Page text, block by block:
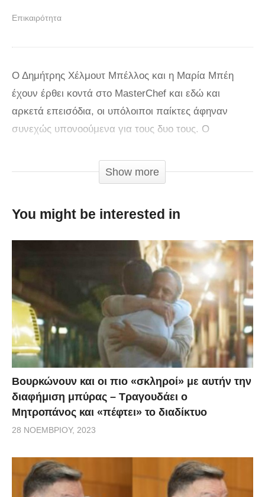
Επικαιρότητα
Ο Δημήτρης Χέλμουτ Μπέλλος και η Μαρία Μπέη
έχουν έρθει κοντά στο MasterChef και εδώ και
αρκετά επεισόδια, οι υπόλοιποι παίκτες άφηναν
συνεχώς υπονοούμενα για τους δυο τους. Ο
πως δεν είναι ζευγάρι, αλλά δύο καλοί φίλοι.
δοκιμασίας, ο Λεωνίδας Κουτσόπουλος άφησε και
που βρισκόταν στον ίδιο χώρο. Λίγο αργότερα, η
Μαρία Μπέη μιλούσε με την Κατερίνα Λένη για τον
Δημήτρη, όμως, ξέχασαν ότι τα μικρόφωνα και οι
κάμερες κατέγραφαν.
Show more
You might be interested in
Βουρκώνουν και οι πιο «σκληροί» με αυτήν την
διαφήμιση μπύρας – Τραγουδάει ο
Μητροπάνος και «πέφτει» το διαδίκτυο
28 ΝΟΕΜΒΡΊΟΥ, 2023